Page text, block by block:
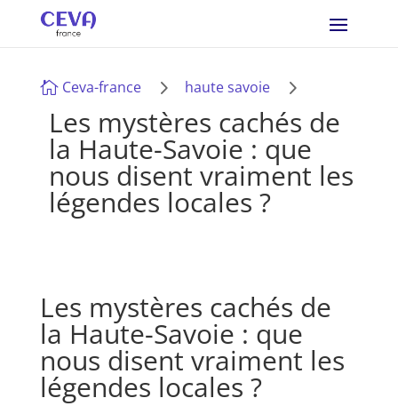
 Ceva-france 5 haute savoie 5
Les mystères cachés de
la Haute-Savoie : que
nous disent vraiment les
légendes locales ?
Les mystères cachés de
la Haute-Savoie : que
nous disent vraiment les
légendes locales ?